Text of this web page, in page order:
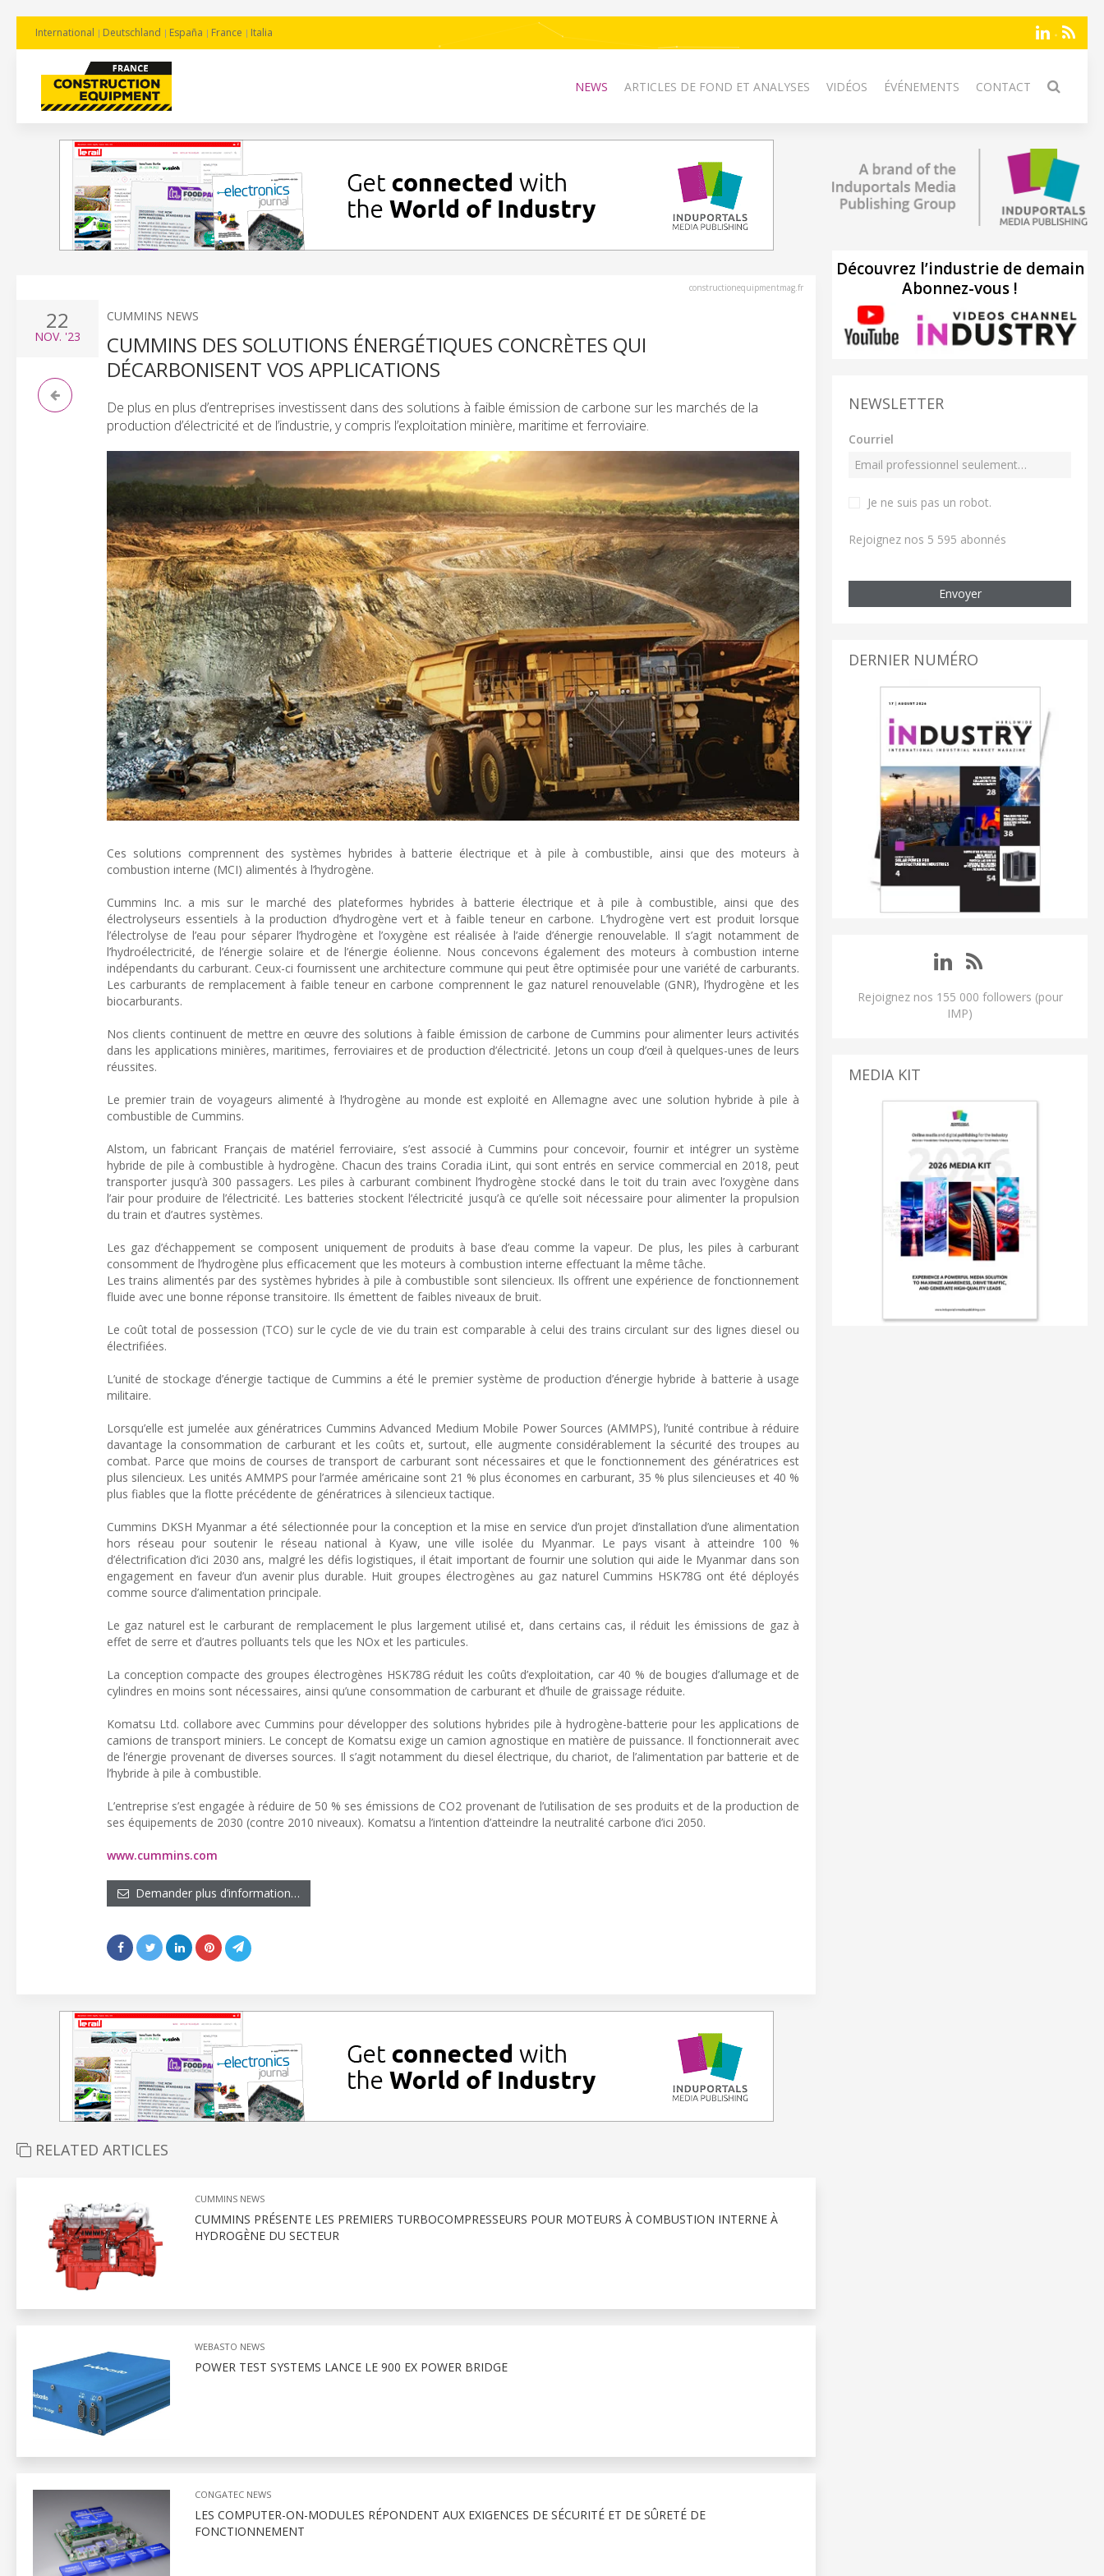
International Deutschland España France Italia
NEWS ARTICLES DE FOND ET ANALYSES VIDÉOS ÉVÉNEMENTS CONTACT
constructionequipmentmag.fr
22
NOV. '23
CUMMINS NEWS
CUMMINS DES SOLUTIONS ÉNERGÉTIQUES CONCRÈTES QUI
DÉCARBONISENT VOS APPLICATIONS
De plus en plus d’entreprises investissent dans des solutions à faible émission de carbone sur les marchés de la
production d’électricité et de l’industrie, y compris l’exploitation minière, maritime et ferroviaire.
Ces solutions comprennent des systèmes hybrides à batterie électrique et à pile à combustible, ainsi que des moteurs à
combustion interne (MCI) alimentés à l’hydrogène.
Cummins Inc. a mis sur le marché des plateformes hybrides à batterie électrique et à pile à combustible, ainsi que des
électrolyseurs essentiels à la production d’hydrogène vert et à faible teneur en carbone. L’hydrogène vert est produit lorsque
l’électrolyse de l’eau pour séparer l’hydrogène et l’oxygène est réalisée à l’aide d’énergie renouvelable. Il s’agit notamment de
l’hydroélectricité, de l’énergie solaire et de l’énergie éolienne. Nous concevons également des moteurs à combustion interne
indépendants du carburant. Ceux-ci fournissent une architecture commune qui peut être optimisée pour une variété de carburants.
Les carburants de remplacement à faible teneur en carbone comprennent le gaz naturel renouvelable (GNR), l’hydrogène et les
biocarburants.
Nos clients continuent de mettre en œuvre des solutions à faible émission de carbone de Cummins pour alimenter leurs activités
dans les applications minières, maritimes, ferroviaires et de production d’électricité. Jetons un coup d’œil à quelques-unes de leurs
réussites.
Le premier train de voyageurs alimenté à l’hydrogène au monde est exploité en Allemagne avec une solution hybride à pile à
combustible de Cummins.
Alstom, un fabricant Français de matériel ferroviaire, s’est associé à Cummins pour concevoir, fournir et intégrer un système
hybride de pile à combustible à hydrogène. Chacun des trains Coradia iLint, qui sont entrés en service commercial en 2018, peut
transporter jusqu’à 300 passagers. Les piles à carburant combinent l’hydrogène stocké dans le toit du train avec l’oxygène dans
l’air pour produire de l’électricité. Les batteries stockent l’électricité jusqu’à ce qu’elle soit nécessaire pour alimenter la propulsion
du train et d’autres systèmes.
Les gaz d’échappement se composent uniquement de produits à base d’eau comme la vapeur. De plus, les piles à carburant
consomment de l’hydrogène plus efficacement que les moteurs à combustion interne effectuant la même tâche.
Les trains alimentés par des systèmes hybrides à pile à combustible sont silencieux. Ils offrent une expérience de fonctionnement
fluide avec une bonne réponse transitoire. Ils émettent de faibles niveaux de bruit.
Le coût total de possession (TCO) sur le cycle de vie du train est comparable à celui des trains circulant sur des lignes diesel ou
électrifiées.
L’unité de stockage d’énergie tactique de Cummins a été le premier système de production d’énergie hybride à batterie à usage
militaire.
Lorsqu’elle est jumelée aux génératrices Cummins Advanced Medium Mobile Power Sources (AMMPS), l’unité contribue à réduire
davantage la consommation de carburant et les coûts et, surtout, elle augmente considérablement la sécurité des troupes au
combat. Parce que moins de courses de transport de carburant sont nécessaires et que le fonctionnement des génératrices est
plus silencieux. Les unités AMMPS pour l’armée américaine sont 21 % plus économes en carburant, 35 % plus silencieuses et 40 %
plus fiables que la flotte précédente de génératrices à silencieux tactique.
Cummins DKSH Myanmar a été sélectionnée pour la conception et la mise en service d’un projet d’installation d’une alimentation
hors réseau pour soutenir le réseau national à Kyaw, une ville isolée du Myanmar. Le pays visant à atteindre 100 %
d’électrification d’ici 2030 ans, malgré les défis logistiques, il était important de fournir une solution qui aide le Myanmar dans son
engagement en faveur d’un avenir plus durable. Huit groupes électrogènes au gaz naturel Cummins HSK78G ont été déployés
comme source d’alimentation principale.
Le gaz naturel est le carburant de remplacement le plus largement utilisé et, dans certains cas, il réduit les émissions de gaz à
effet de serre et d’autres polluants tels que les NOx et les particules.
La conception compacte des groupes électrogènes HSK78G réduit les coûts d’exploitation, car 40 % de bougies d’allumage et de
cylindres en moins sont nécessaires, ainsi qu’une consommation de carburant et d’huile de graissage réduite.
Komatsu Ltd. collabore avec Cummins pour développer des solutions hybrides pile à hydrogène-batterie pour les applications de
camions de transport miniers. Le concept de Komatsu exige un camion agnostique en matière de puissance. Il fonctionnerait avec
de l’énergie provenant de diverses sources. Il s’agit notamment du diesel électrique, du chariot, de l’alimentation par batterie et de
l’hybride à pile à combustible.
L’entreprise s’est engagée à réduire de 50 % ses émissions de CO2 provenant de l’utilisation de ses produits et de la production de
ses équipements de 2030 (contre 2010 niveaux). Komatsu a l’intention d’atteindre la neutralité carbone d’ici 2050.
www.cummins.com
Demander plus d’information…
RELATED ARTICLES
CUMMINS NEWS
CUMMINS PRÉSENTE LES PREMIERS TURBOCOMPRESSEURS POUR MOTEURS À COMBUSTION INTERNE À
HYDROGÈNE DU SECTEUR
WEBASTO NEWS
POWER TEST SYSTEMS LANCE LE 900 EX POWER BRIDGE
CONGATEC NEWS
LES COMPUTER-ON-MODULES RÉPONDENT AUX EXIGENCES DE SÉCURITÉ ET DE SÛRETÉ DE
FONCTIONNEMENT
Découvrez l’industrie de demain
Abonnez-vous !
NEWSLETTER
Courriel
Je ne suis pas un robot.
Rejoignez nos 5 595 abonnés
Envoyer
DERNIER NUMÉRO
Rejoignez nos 155 000 followers (pour
IMP)
MEDIA KIT